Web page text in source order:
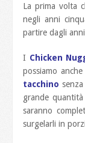
La prima volta
negli anni
partire dagli
I Chicken
possiamo anche
tacchino
grande
saranno
surgelarli in